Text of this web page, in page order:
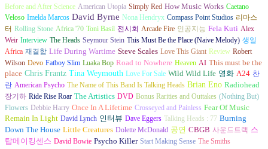
Before and After Science American Utopia Simply Red How Music Works Caetano
Veloso Imelda Marcos David Byrne Nona Hendryx Compass Point Studios 리마스
터 Rolling Stone Africa '70 Toni Basil 전시회 Arcade Fire 인공지능 Fela Kuti Alex
Weir Interview The Heads Seymour Stein This Must Be the Place (Naive Melody) 생일
Africa 재결합 Life During Wartime Steve Scales Love This Giant Review Robert
Wilson Devo Fatboy Slim Luaka Bop Road to Nowhere Heaven AI This must be the
place Chris Frantz Tina Weymouth Love For Sale Wild Wild Life 영화 A24 찬
란 American Psycho The Name of This Band Is Talking Heads Brian Eno Radiohead
장기하 Ride Rise Roar The Artistics DVD Bonus Rarities and Outtakes (Nothing But)
Flowers Debbie Harry Once In A Lifetime Crosseyed and Painless Fear Of Music
Remain In Light David Lynch 인터뷰 Dave Eggers Talking Heads : 77 Burning
Down The House Little Creatures Dolette McDonald 공연 CBGB 사운드트랙 스
탑메이킹센스 David Bowie Psycho Killer Start Making Sense The Smiths